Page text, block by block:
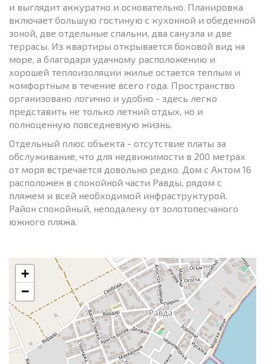
и выглядит аккуратно и основательно. Планировка
включает большую гостиную с кухонной и обеденной
зоной, две отдельные спальни, два санузла и две
террасы. Из квартиры открывается боковой вид на
море, а благодаря удачному расположению и
хорошей теплоизоляции жилье остается теплым и
комфортным в течение всего года. Пространство
организовано логично и удобно - здесь легко
представить не только летний отдых, но и
полноценную повседневную жизнь.
Отдельный плюс объекта - отсутствие платы за
обслуживание, что для недвижимости в 200 метрах
от моря встречается довольно редко. Дом с Актом 16
расположен в спокойной части Равды, рядом с
пляжем и всей необходимой инфраструктурой.
Район спокойный, неподалеку от золотопесчаного
южного пляжа.
+
−